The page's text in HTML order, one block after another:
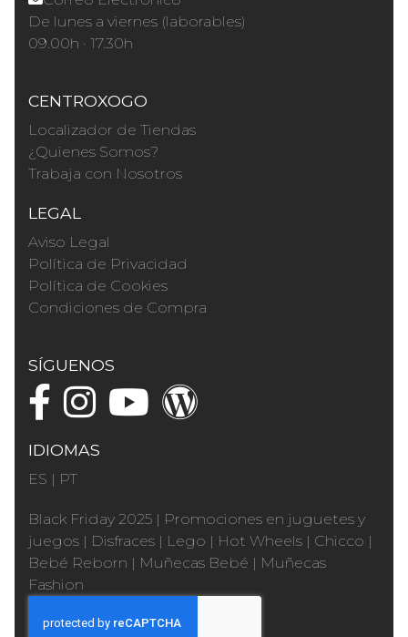
De lunes a viernes (laborables)
09.00h · 17.30h
CENTROXOGO
Localizador de Tiendas
¿Quienes Somos?
Trabaja con Nosotros
LEGAL
Aviso Legal
Política de Privacidad
Política de Cookies
Condiciones de Compra
SÍGUENOS
IDIOMAS
ES | PT
Black Friday 2025 | Promociones en juguetes y
juegos | Disfraces | Lego | Hot Wheels | Chicco |
Bebé Reborn | Muñecas Bebé | Muñecas
Fashion